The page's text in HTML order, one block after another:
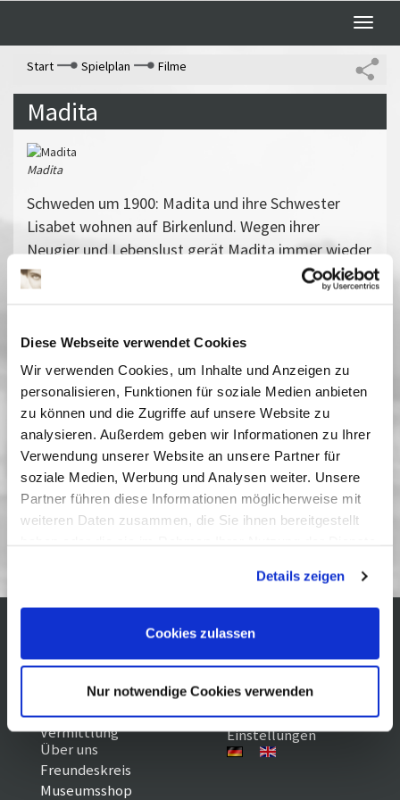
Diese Webseite verwendet Cookies
Wir verwenden Cookies, um Inhalte und Anzeigen zu
personalisieren, Funktionen für soziale Medien anbieten
zu können und die Zugriffe auf unsere Website zu
analysieren. Außerdem geben wir Informationen zu Ihrer
Verwendung unserer Website an unsere Partner für
soziale Medien, Werbung und Analysen weiter. Unsere
Partner führen diese Informationen möglicherweise mit
weiteren Daten zusammen, die Sie ihnen bereitgestellt
Cookies, wenn Sie unsere Webseite weiterhin nutzen.
Details zeigen
Cookies zulassen
Nur notwendige Cookies verwenden
Toggle
Start
Spielplan Filme
Madita
Madita
Schweden um 1900: Madita und ihre Schwester
Lisabet wohnen auf Birkenlund. Wegen ihrer
Neugier und Lebenslust gerät Madita immer wieder
in Schwierigkeiten. Schwester Lisabet drückt es so
aus: "Du bist verrückt, Madita!".
sozialkritische Fragen aufwirft und Standesdünkel
problematisiert.
Vergangene Vorstellungen
22 August 2012| 16:00
25 August 2012| 16:00
26 August 2012| 16:00
Öffnungszeiten /
Führungen /
Vermittlung
Über uns
Freundeskreis
Museumsshop
Sitemap
Datenschutz
Cookie-
Einstellungen